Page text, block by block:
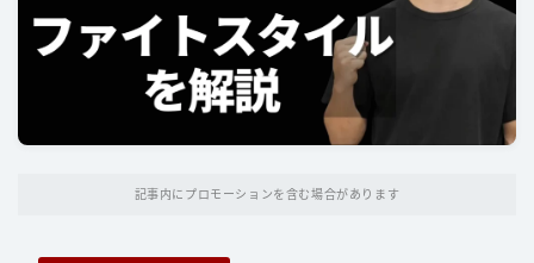
視聴方法
トレーニング
ディフェンス
記事内にプロモーションを含む場合があります